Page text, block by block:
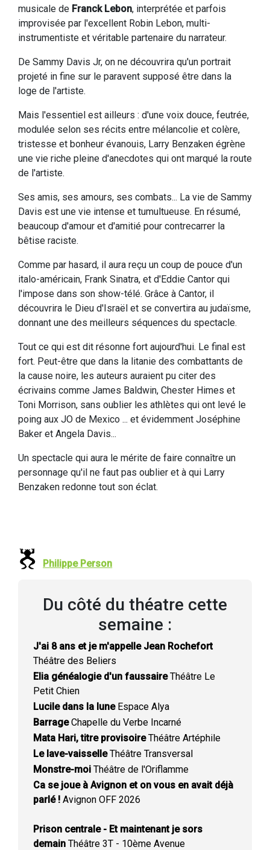
musicale de Franck Lebon, interprétée et parfois
improvisée par l'excellent Robin Lebon, multi-
instrumentiste et véritable partenaire du narrateur.
De Sammy Davis Jr, on ne découvrira qu'un portrait
projeté in fine sur le paravent supposé être dans la
loge de l'artiste.
Mais l'essentiel est ailleurs : d'une voix douce, feutrée,
modulée selon ses récits entre mélancolie et colère,
tristesse et bonheur évanouis, Larry Benzaken égrène
une vie riche pleine d'anecdotes qui ont marqué la route
de l'artiste.
Ses amis, ses amours, ses combats... La vie de Sammy
Davis est une vie intense et tumultueuse. En résumé,
beaucoup d'amour et d'amitié pour contrecarrer la
bêtise raciste.
Comme par hasard, il aura reçu un coup de pouce d'un
italo-américain, Frank Sinatra, et d'Eddie Cantor qui
l'impose dans son show-télé. Grâce à Cantor, il
découvrira le Dieu d'Israël et se convertira au judaïsme,
donnant une des meilleurs séquences du spectacle.
Tout ce qui est dit résonne fort aujourd'hui. Le final est
fort. Peut-être que dans la litanie des combattants de
la cause noire, les auteurs auraient pu citer des
écrivains comme James Baldwin, Chester Himes et
Toni Morrison, sans oublier les athlètes qui ont levé le
poing aux JO de Mexico ... et évidemment Joséphine
Baker et Angela Davis...
Un spectacle qui aura le mérite de faire connaître un
personnage qu'il ne faut pas oublier et à qui Larry
Benzaken redonne tout son éclat.
Philippe Person
Du côté du théatre cette
semaine :
J'ai 8 ans et je m'appelle Jean Rochefort
Théâtre des Beliers
Elia généalogie d'un faussaireThéâtre Le
Petit Chien
Lucile dans la luneEspace Alya
BarrageChapelle du Verbe Incarné
Mata Hari, titre provisoireThéâtre Artéphile
Le lave-vaisselleThéâtre Transversal
Monstre-moi Théâtre de l'Oriflamme
Ca se joue à Avignon et on vous en avait déjà
parlé ! Avignon OFF 2026
Prison centrale - Et maintenant je sors
demain Théâtre 3T - 10ème Avenue